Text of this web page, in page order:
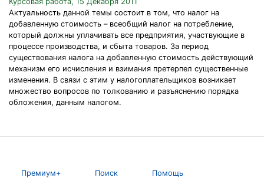
Актуальность данной темы состоит в том, что налог на
добавленную стоимость – всеобщий налог на потребление,
который должны уплачивать все предприятия, участвующие в
процессе производства, и сбыта товаров. За период
существования налога на добавленную стоимость действующий
механизм его исчисления и взимания претерпел существенные
изменения. В связи с этим у налогоплательщиков возникает
множество вопросов по толкованию и разъяснению порядка
обложения, данным налогом.
Премиум+ Поиск Помощь